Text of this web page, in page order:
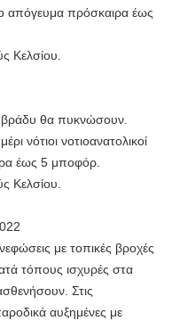
απόγευμα πρόσκαιρα έως
Κελσίου.
βράδυ θα πυκνώσουν.
νότιοι νοτιοανατολικοί
έως 5 μποφόρ.
Κελσίου.
με τοπικές βροχές
τόπους ισχυρές στα
Στις
αυξημένες με